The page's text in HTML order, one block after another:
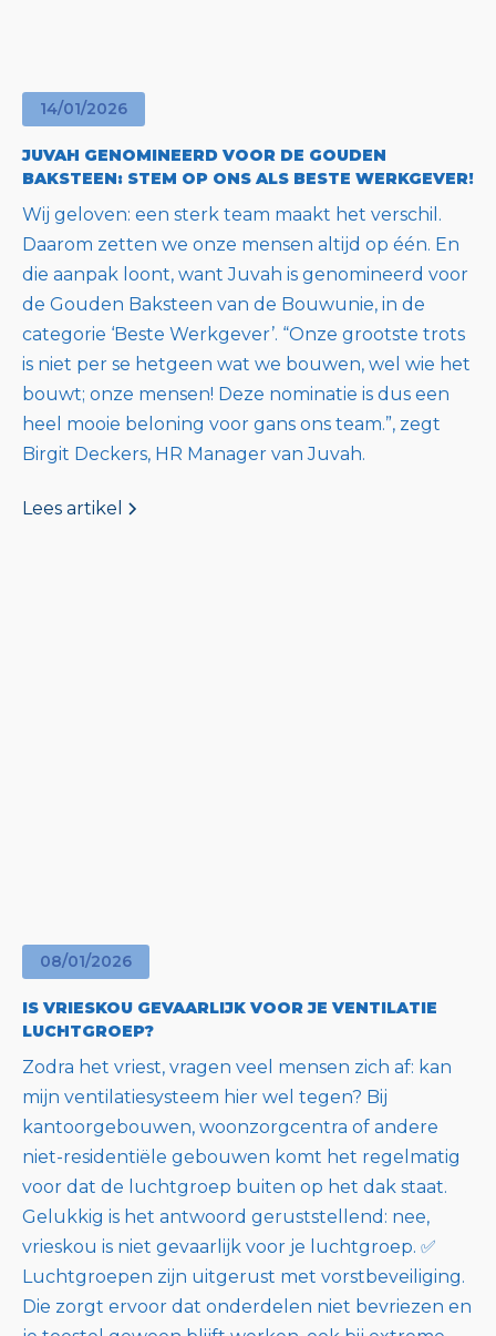
14/01/2026
JUVAH GENOMINEERD VOOR DE GOUDEN
BAKSTEEN: STEM OP ONS ALS BESTE WERKGEVER!
Wij geloven: een sterk team maakt het verschil.
Daarom zetten we onze mensen altijd op één. En
die aanpak loont, want Juvah is genomineerd voor
de Gouden Baksteen van de Bouwunie, in de
categorie ‘Beste Werkgever’. “Onze grootste trots
is niet per se hetgeen wat we bouwen, wel wie het
bouwt; onze mensen! Deze nominatie is dus een
heel mooie beloning voor gans ons team.”, zegt
Birgit Deckers, HR Manager van Juvah.
Lees artikel
08/01/2026
IS VRIESKOU GEVAARLIJK VOOR JE VENTILATIE
LUCHTGROEP?
Zodra het vriest, vragen veel mensen zich af: kan
mijn ventilatiesysteem hier wel tegen? Bij
kantoorgebouwen, woonzorgcentra of andere
niet-residentiële gebouwen komt het regelmatig
voor dat de luchtgroep buiten op het dak staat.
Gelukkig is het antwoord geruststellend: nee,
vrieskou is niet gevaarlijk voor je luchtgroep. ✅
Luchtgroepen zijn uitgerust met vorstbeveiliging.
Die zorgt ervoor dat onderdelen niet bevriezen en